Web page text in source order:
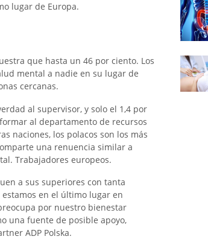
lugar de Europa.
que hasta un 46 por ciento. Los
mental a nadie en su lugar de
cercanas.
al supervisor, y solo el 1,4 por
al departamento de recursos
naciones, los polacos son los más
una renuencia similar a
Trabajadores europeos.
a sus superiores con tanta
en el último lugar en
por nuestro bienestar
una fuente de posible apoyo,
ADP Polska.